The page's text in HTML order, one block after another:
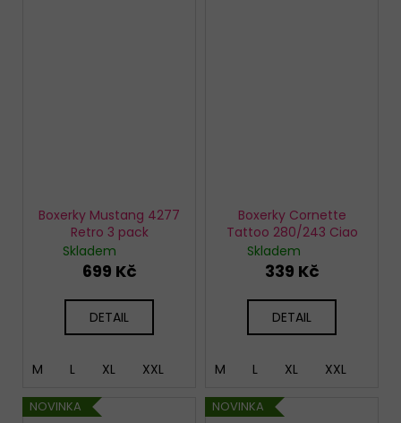
Boxerky Mustang 4277
Retro 3 pack
Skladem
699 Kč
DETAIL
M L XL XXL
Boxerky Cornette
Tattoo 280/243 Ciao
Skladem
339 Kč
DETAIL
M L XL XXL
NOVINKA NOVINKA